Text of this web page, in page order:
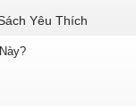
Yêu Thích